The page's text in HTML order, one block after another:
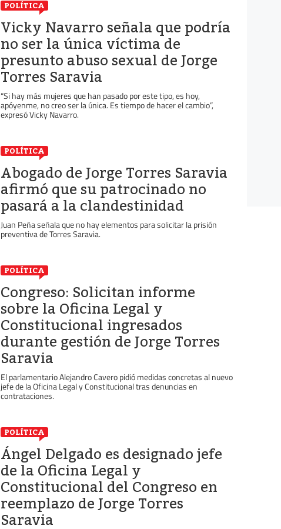
POLÍTICA
Vicky Navarro señala que podría
no ser la única víctima de
presunto abuso sexual de Jorge
Torres Saravia
“Si hay más mujeres que han pasado por este tipo, es hoy,
apóyenme, no creo ser la única. Es tiempo de hacer el cambio”,
expresó Vicky Navarro.
POLÍTICA
Abogado de Jorge Torres Saravia
afirmó que su patrocinado no
pasará a la clandestinidad
Juan Peña señala que no hay elementos para solicitar la prisión
preventiva de Torres Saravia.
POLÍTICA
Congreso: Solicitan informe
sobre la Oficina Legal y
Constitucional ingresados
durante gestión de Jorge Torres
Saravia
El parlamentario Alejandro Cavero pidió medidas concretas al nuevo
jefe de la Oficina Legal y Constitucional tras denuncias en
contrataciones.
POLÍTICA
Ángel Delgado es designado jefe
de la Oficina Legal y
Constitucional del Congreso en
reemplazo de Jorge Torres
Saravia